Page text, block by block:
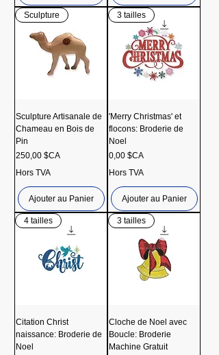
Sculpture
Sculpture Artisanale de
Chameau en Bois de
Pin
Prix
250,00 $CA
Hors TVA
Ajouter au Panier
3 tailles
'Merry Christmas' et
flocons: Broderie de
Noel
Prix
0,00 $CA
Hors TVA
Ajouter au Panier
4 tailles
Citation Christ
naissance: Broderie de
Noel
3 tailles
Cloche de Noel avec
Boucle: Broderie
Machine Gratuit